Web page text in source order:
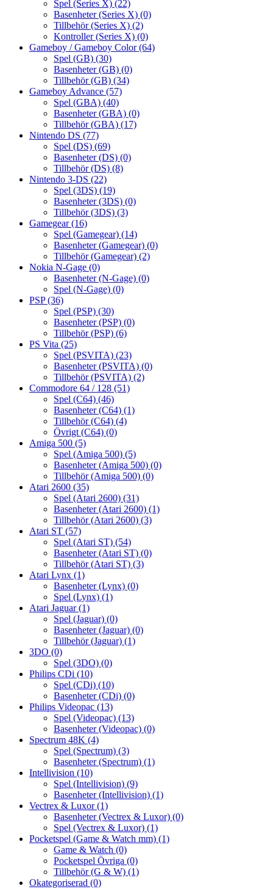
Spel (Series X) (22)
Basenheter (Series X) (0)
Tillbehör (Series X) (2)
Kontroller (Series X) (0)
Gameboy / Gameboy Color(64)
Spel (GB) (30)
Basenheter (GB) (0)
Tillbehör (GB) (34)
Gameboy Advance (57)
Spel (GBA) (40)
Basenheter (GBA) (0)
Tillbehör (GBA) (17)
Nintendo DS (77)
Spel (DS) (69)
Basenheter (DS) (0)
Tillbehör (DS) (8)
Nintendo 3-DS (22)
Spel (3DS) (19)
Basenheter (3DS) (0)
Tillbehör (3DS) (3)
Gamegear(16)
Spel (Gamegear) (14)
Basenheter (Gamegear) (0)
Tillbehör (Gamegear) (2)
Nokia N-Gage (0)
Basenheter (N-Gage) (0)
Spel (N-Gage) (0)
PSP(36)
Spel (PSP) (30)
Basenheter (PSP) (0)
Tillbehör (PSP) (6)
PS Vita (25)
Spel (PSVITA) (23)
Basenheter (PSVITA) (0)
Tillbehör (PSVITA) (2)
Commodore 64 / 128 (51)
Spel (C64) (46)
Basenheter (C64) (1)
Tillbehör (C64) (4)
Övrigt (C64) (0)
Amiga 500 (5)
Spel (Amiga 500) (5)
Basenheter (Amiga 500) (0)
Tillbehör (Amiga 500) (0)
Atari 2600 (35)
Spel (Atari 2600) (31)
Basenheter (Atari 2600) (1)
Tillbehör (Atari 2600) (3)
Atari ST (57)
Spel (Atari ST) (54)
Basenheter (Atari ST) (0)
Tillbehör (Atari ST) (3)
Atari Lynx (1)
Basenheter (Lynx) (0)
Spel (Lynx) (1)
Atari Jaguar(1)
Spel (Jaguar) (0)
Basenheter (Jaguar) (0)
Tillbehör (Jaguar) (1)
3DO (0)
Spel (3DO) (0)
Philips CDi (10)
Spel (CDi) (10)
Basenheter (CDi) (0)
Philips Videopac (13)
Spel (Videopac) (13)
Basenheter (Videopac) (0)
Spectrum 48K (4)
Spel (Spectrum) (3)
Basenheter (Spectrum) (1)
Intellivision (10)
Spel (Intellivision) (9)
Basenheter (Intellivision) (1)
Vectrex & Luxor(1)
Basenheter (Vectrex & Luxor) (0)
Spel (Vectrex & Luxor) (1)
Pocketspel (Game & Watch mm) (1)
Game & Watch (0)
Pocketspel Övriga (0)
Tillbehör (G & W) (1)
Okategoriserad (0)